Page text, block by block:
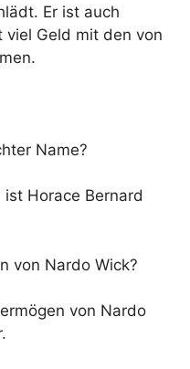
Er ist auch
viel Geld mit den von
Name?
Horace Bernard
von Nardo Wick?
von Nardo